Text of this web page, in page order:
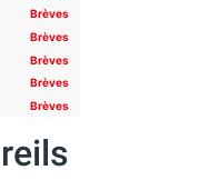
Brèves
Brèves
Brèves
Brèves
Brèves